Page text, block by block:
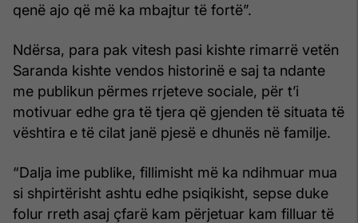
qenë ajo që më ka mbajtur të fortë”.
Ndërsa, para pak vitesh pasi kishte rimarrë vetën
Saranda kishte vendos historinë e saj ta ndante
me publikun përmes rrjeteve sociale, për t’i
motivuar edhe gra të tjera që gjenden të situata të
vështira e të cilat janë pjesë e dhunës në familje.
“Dalja ime publike, fillimisht më ka ndihmuar mua
si shpirtërisht ashtu edhe psiqikisht, sepse duke
folur rreth asaj çfarë kam përjetuar kam filluar të